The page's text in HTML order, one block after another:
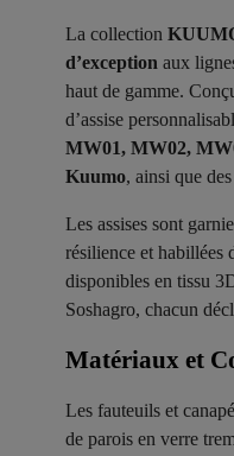
La collection
d’exception aux
haut de gamme.
d’assise
MW01, MW02,
Kuumo, ainsi que des
Les assises sont
résilience et habillées
disponibles en tissu
Soshagro, chacun
Matériaux et
Les fauteuils et
de parois en verre